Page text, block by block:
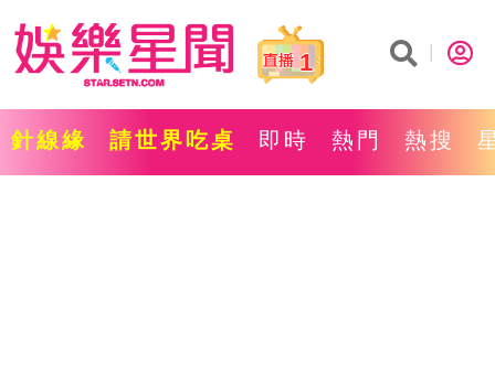
1
針線緣 請世界吃桌 即時 熱門 熱搜